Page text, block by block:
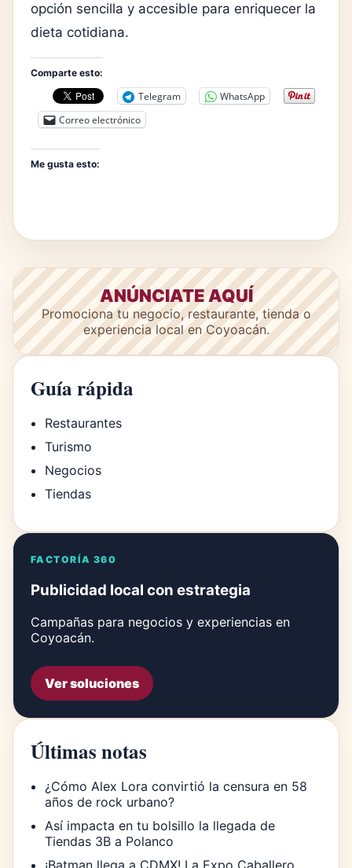
opción sencilla y accesible para enriquecer la
dieta cotidiana.
Comparte esto:
Telegram
WhatsApp
Correo electrónico
Me gusta esto:
ANÚNCIATE AQUÍ
Promociona tu negocio, restaurante, tienda o
experiencia local en Coyoacán.
Guía rápida
Restaurantes
Turismo
Negocios
Tiendas
FACTORÍA 360
Publicidad local con estrategia
Campañas para negocios y experiencias en
Coyoacán.
Ver soluciones
Últimas notas
¿Cómo Alex Lora convirtió la censura en 58
años de rock urbano?
Así impacta en tu bolsillo la llegada de
Tiendas 3B a Polanco
¡Batman llega a CDMX! La Expo Caballero